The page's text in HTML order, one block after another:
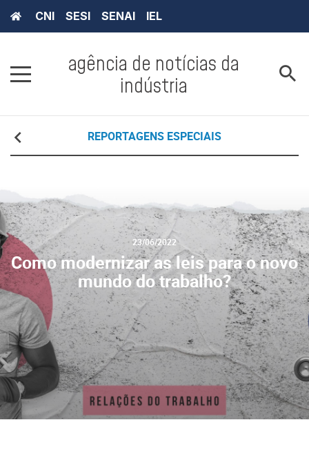
CNI SESI SENAI IEL
agência de notícias da
indústria
REPORTAGENS ESPECIAIS
23/06/2022
Como modernizar as leis para o novo
mundo do trabalho?